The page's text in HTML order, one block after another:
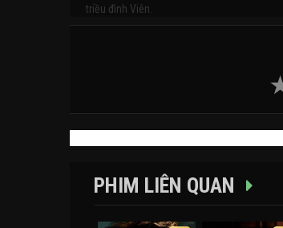
triều đình Viên.
PHIM LIÊN QUAN